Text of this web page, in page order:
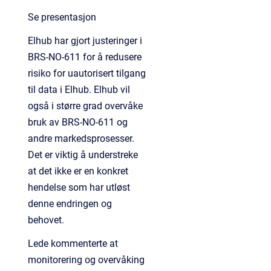
Se presentasjon
Elhub har gjort justeringer i
BRS-NO-611 for å redusere
risiko for uautorisert tilgang
til data i Elhub. Elhub vil
også i større grad overvåke
bruk av BRS-NO-611 og
andre markedsprosesser.
Det er viktig å understreke
at det ikke er en konkret
hendelse som har utløst
denne endringen og
behovet.
Lede kommenterte at
monitorering og overvåking